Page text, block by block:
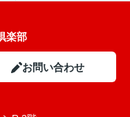
楽部
お問い合わせ